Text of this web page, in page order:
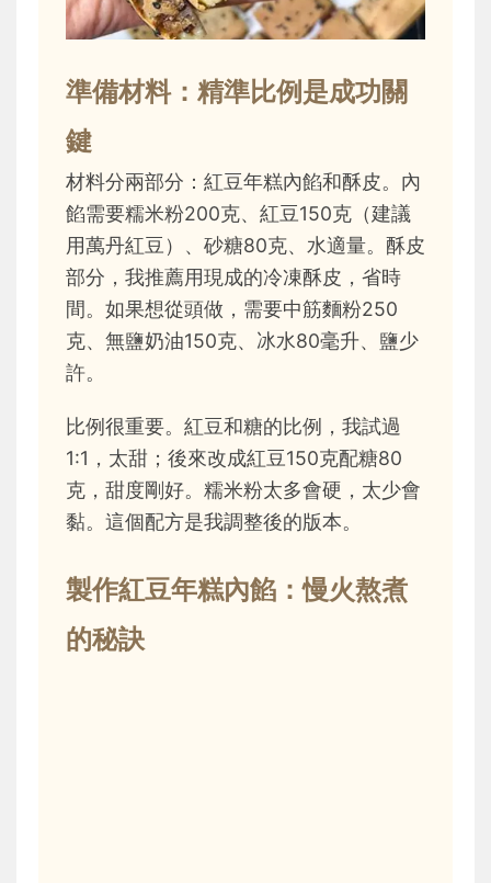
準備材料：精準比例是成功關
鍵
材料分兩部分：紅豆年糕內餡和酥皮。內
餡需要糯米粉200克、紅豆150克（建議
用萬丹紅豆）、砂糖80克、水適量。酥皮
部分，我推薦用現成的冷凍酥皮，省時
間。如果想從頭做，需要中筋麵粉250
克、無鹽奶油150克、冰水80毫升、鹽少
許。
比例很重要。紅豆和糖的比例，我試過
1:1，太甜；後來改成紅豆150克配糖80
克，甜度剛好。糯米粉太多會硬，太少會
黏。這個配方是我調整後的版本。
製作紅豆年糕內餡：慢火熬煮
的秘訣